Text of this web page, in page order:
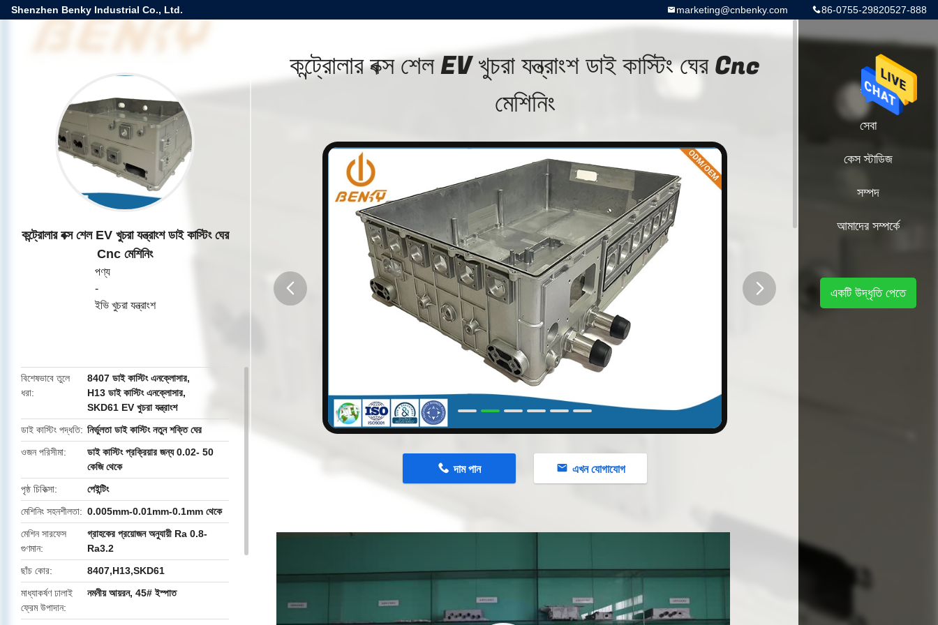
Shenzhen Benky Industrial Co., Ltd. 86-0755-29820527-888
marketing@cnbenky.com
কন্ট্রোলার বক্স শেল EV খুচরা যন্ত্রাংশ ডাই কাস্টিং ঘের
Cnc মেশিনিং
পণ্য
-
ইভি খুচরা যন্ত্রাংশ
বিশেষভাবে তুলে
ধরা
8407 ডাই কাস্টিং এনক্লোসার,
H13 ডাই কাস্টিং এনক্লোসার,
SKD61 EV খুচরা যন্ত্রাংশ
ডাই কাস্টিং পদ্ধতি
নির্ভুলতা ডাই কাস্টিং নতুন শক্তি ঘের
ওজন পরিসীমা
ডাই কাস্টিং প্রক্রিয়ার জন্য 0.02- 50
কেজি থেকে
পৃষ্ঠ চিকিত্সা
পেইন্টিং
মেশিনিং সহনশীলতা
0.005mm-0.01mm-0.1mm থেকে
মেশিন সারফেস
গুণমান
গ্রাহকের প্রয়োজন অনুযায়ী Ra 0.8-
Ra3.2
ছাঁচ কোর
8407,H13,SKD61
মাধ্যাকর্ষণ ঢালাই
ফ্রেম উপাদান
নমনীয় আয়রন, 45# ইস্পাত
কন্ট্রোলার বক্স শেল EV খুচরা যন্ত্রাংশ ডাই কাস্টিং ঘের Cnc
মেশিনিং
দাম পান এখন যোগাযোগ
বাড়ি
সেবা
কেস স্টাডিজ
সম্পদ
আমাদের সম্পর্কে
একটি উদ্ধৃতি পেতে